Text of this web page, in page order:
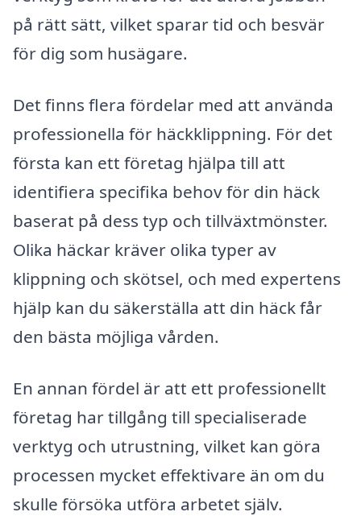
på rätt sätt, vilket sparar tid och besvär
för dig som husägare.
Det finns flera fördelar med att använda
professionella för häckklippning. För det
första kan ett företag hjälpa till att
identifiera specifika behov för din häck
baserat på dess typ och tillväxtmönster.
Olika häckar kräver olika typer av
klippning och skötsel, och med expertens
hjälp kan du säkerställa att din häck får
den bästa möjliga vården.
En annan fördel är att ett professionellt
företag har tillgång till specialiserade
verktyg och utrustning, vilket kan göra
processen mycket effektivare än om du
skulle försöka utföra arbetet själv.